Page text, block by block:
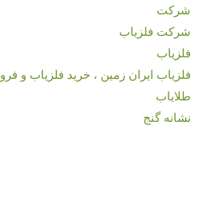
شرکت
شرکت فلزیاب
فلزیاب
فلزیاب ایران زمین ، خرید فلزیاب و
طلایاب
نشانه گنج